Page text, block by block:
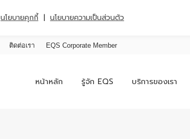
ติดต่อเรา EQS Corporate Member
หน้าหลัก รู้จัก EQS บริการของเรา
นโยบายคุกกี้ | นโยบายความเป็นส่วนตัว